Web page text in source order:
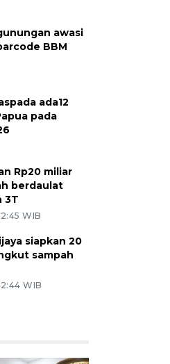
awasi
BBM
ada12
pada
Rp20 miliar
berdaulat
3T
WIB
siapkan 20
sampah
WIB